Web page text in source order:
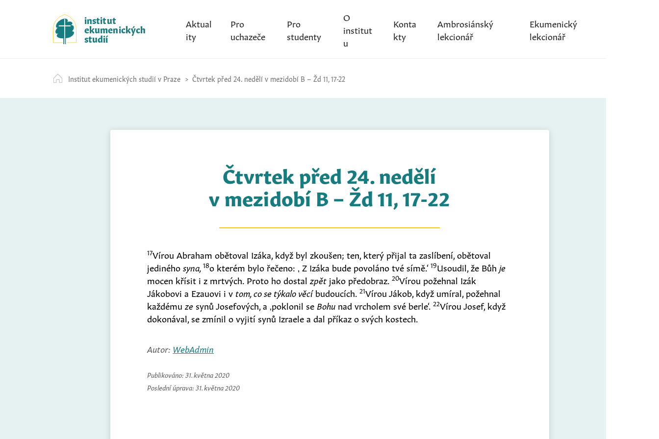
k
i
p
t
c
o
institut
ekumenických
studií
Aktual
ity
Pro
uchazeče
Pro
studenty
O
institut
u
Konta
kty
Ambrosiánský
lekcionář
Ekumenický
lekcionář
Institut ekumenických studií v Praze Čtvrtek před 24. nedělí v mezidobí B – Žd 11, 17-22
Čtvrtek před 24. nedělí
v mezidobí B – Žd 11, 17-22
17Vírou Abraham obětoval Izáka, když byl zkoušen; ten, který přijal ta zaslíbení, obětoval
jediného syna,18o kterém bylo řečeno: ‚ Z Izáka bude povoláno tvé símě.‘19Usoudil, že Bůh je
mocen křísit i z mrtvých. Proto ho dostal zpět jako předobraz.20Vírou požehnal Izák
Jákobovi a Ezauovi i v tom, co se týkalo věcíbudoucích.21Vírou Jákob, když umíral, požehnal
každému ze synů Josefových, a ‚poklonil se Bohu nad vrcholem své berle‘.22Vírou Josef, když
dokonával, se zmínil o vyjití synů Izraele a dal příkaz o svých kostech.
Autor: WebAdmin
Publikováno: 31. května 2020
Poslední úprava: 31. května 2020